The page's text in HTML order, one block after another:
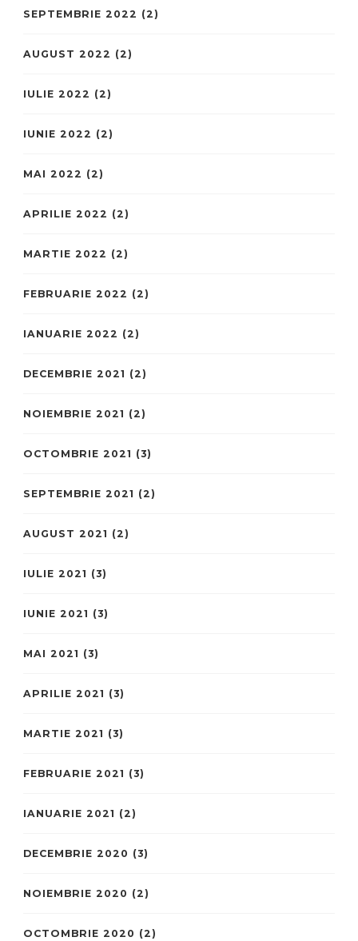
SEPTEMBRIE 2022 (2)
AUGUST 2022 (2)
IULIE 2022 (2)
IUNIE 2022 (2)
MAI 2022 (2)
APRILIE 2022 (2)
MARTIE 2022 (2)
FEBRUARIE 2022 (2)
IANUARIE 2022 (2)
DECEMBRIE 2021 (2)
NOIEMBRIE 2021 (2)
OCTOMBRIE 2021 (3)
SEPTEMBRIE 2021 (2)
AUGUST 2021 (2)
IULIE 2021 (3)
IUNIE 2021 (3)
MAI 2021 (3)
APRILIE 2021 (3)
MARTIE 2021 (3)
FEBRUARIE 2021 (3)
IANUARIE 2021 (2)
DECEMBRIE 2020 (3)
NOIEMBRIE 2020 (2)
OCTOMBRIE 2020 (2)